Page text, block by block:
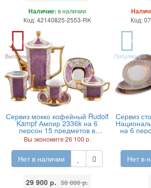
Наличие: в наличии
Код: 42140825-2553-RK
Код:
Акция
Выгодные цены
Сервиз мокко кофейный Rudolf
Kampf Ампир 2336k на 6
персон 15 предметов в
подарочном коробе
Вы экономите 26 100 р.
Нет в наличии
29 900 р. 56 000 р.
TOP
Популярный
Сервиз
на 6
Нет в